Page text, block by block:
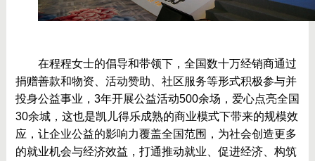
捐赠善款和物资、活动赞助、社区服务等形式积极参与并
投身公益事业，3年开展公益活动500余场，爱心点亮全国
30余城，这也是凯儿得乐成熟的商业模式下带来的规模效
应，让企业公益的影响力覆盖全国范围，为社会创造更多
的就业机会与经济效益，打通推动就业、促进经济、构筑